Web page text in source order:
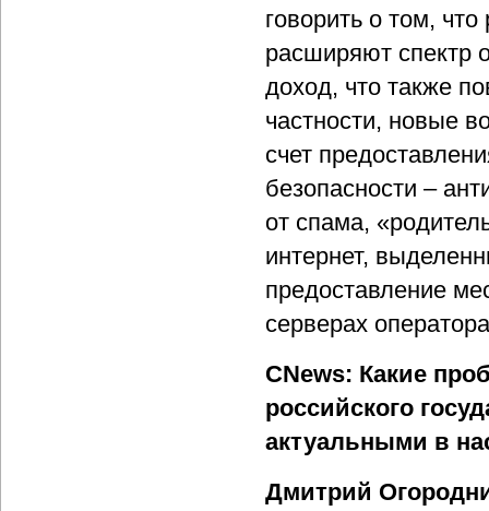
говорить о том,
расширяют спектр
доход, что также
частности, новые
счет
безопасности –
от спама,
интернет,
предоставление
серверах
CNews: Какие
российского
актуальными в
Дмитрий